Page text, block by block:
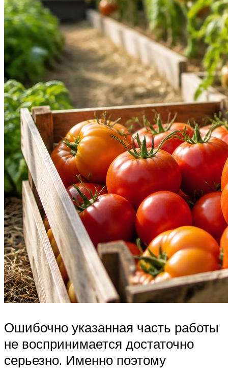
Ошибочно указанная часть работы
не воспринимается достаточно
серьезно. Именно поэтому